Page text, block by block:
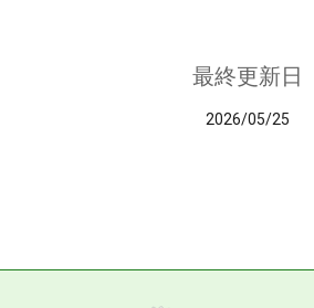
最終更新日
2026/05/25